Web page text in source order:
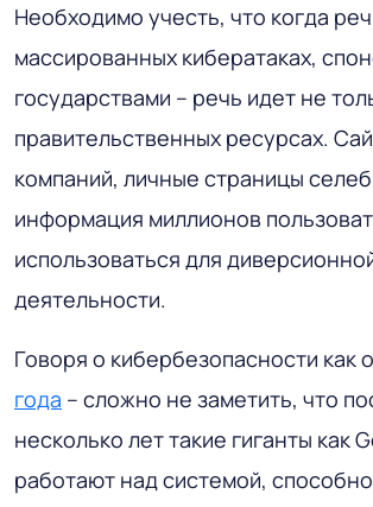
Необходимо учесть, что когда
массированных кибератаках,
государствами – речь идет не
правительственных ресурсах.
компаний, личные страницы
информация миллионов
использоваться для
деятельности.
Говоря о кибербезопасности как о
года – сложно не заметить, что
несколько лет такие гиганты как
работают над системой,